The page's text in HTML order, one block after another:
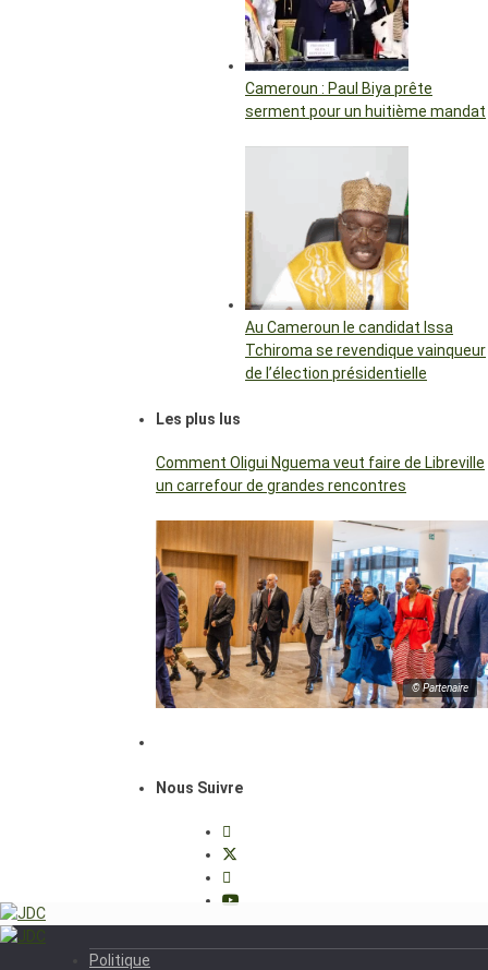
Cameroun : Paul Biya prête
serment pour un huitième mandat
Au Cameroun le candidat Issa
Tchiroma se revendique vainqueur
de l’élection présidentielle
Les plus lus
Comment Oligui Nguema veut faire de Libreville
un carrefour de grandes rencontres
© Partenaire
Nous Suivre
Politique